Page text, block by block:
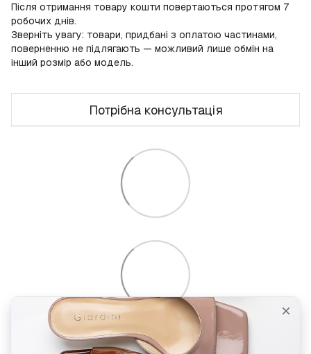
Після отримання товару кошти повертаються протягом 7
робочих днів.
Зверніть увагу: товари, придбані з оплатою частинами,
поверненню не підлягають — можливий лише обмін на
інший розмір або модель.
Потрібна консультація